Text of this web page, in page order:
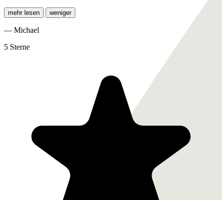
mehr lesen weniger
— Michael
5 Sterne